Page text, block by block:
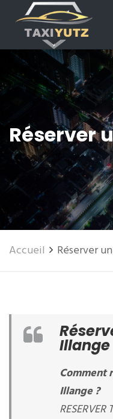
Réserver
Accueil Réserver
Illange
Comment
Illange ?